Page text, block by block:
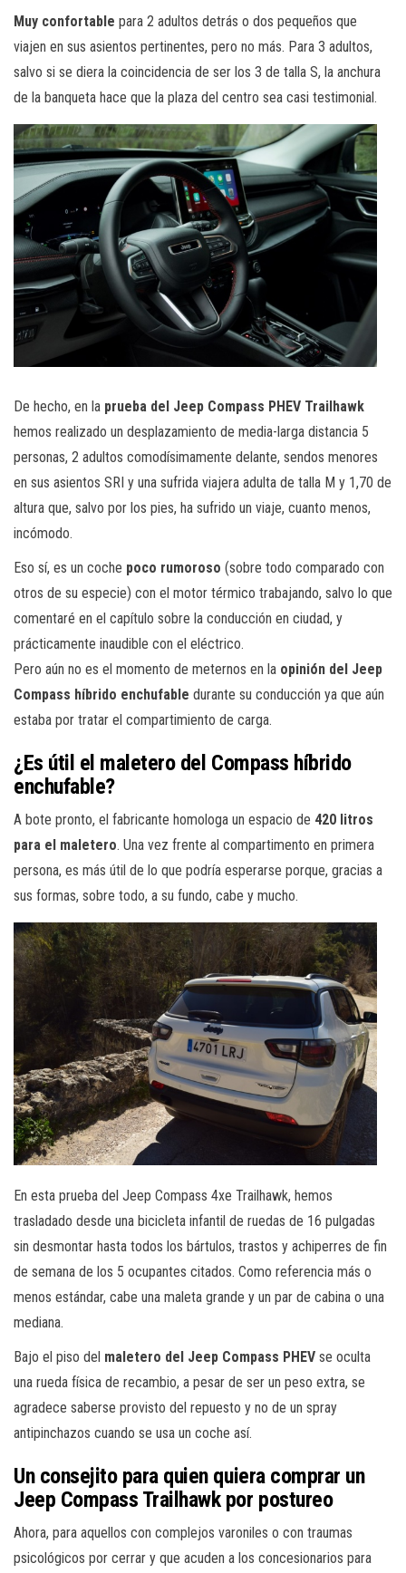
Muy confortable para 2 adultos detrás o dos pequeños que
viajen en sus asientos pertinentes, pero no más. Para 3 adultos,
salvo si se diera la coincidencia de ser los 3 de talla S, la anchura
de la banqueta hace que la plaza del centro sea casi testimonial.
De hecho, en la prueba del Jeep Compass PHEV Trailhawk
hemos realizado un desplazamiento de media-larga distancia 5
personas, 2 adultos comodísimamente delante, sendos menores
en sus asientos SRI y una sufrida viajera adulta de talla M y 1,70 de
altura que, salvo por los pies, ha sufrido un viaje, cuanto menos,
incómodo.
Eso sí, es un coche poco rumoroso (sobre todo comparado con
otros de su especie) con el motor térmico trabajando, salvo lo que
comentaré en el capítulo sobre la conducción en ciudad, y
prácticamente inaudible con el eléctrico.
Pero aún no es el momento de meternos en la opinión del Jeep
Compass híbrido enchufable durante su conducción ya que aún
estaba por tratar el compartimiento de carga.
¿Es útil el maletero del Compass híbrido
enchufable?
A bote pronto, el fabricante homologa un espacio de 420 litros
para el maletero. Una vez frente al compartimento en primera
persona, es más útil de lo que podría esperarse porque, gracias a
sus formas, sobre todo, a su fundo, cabe y mucho.
En esta prueba del Jeep Compass 4xe Trailhawk, hemos
trasladado desde una bicicleta infantil de ruedas de 16 pulgadas
sin desmontar hasta todos los bártulos, trastos y achiperres de fin
de semana de los 5 ocupantes citados. Como referencia más o
menos estándar, cabe una maleta grande y un par de cabina o una
mediana.
Bajo el piso del maletero del Jeep Compass PHEV se oculta
una rueda física de recambio, a pesar de ser un peso extra, se
agradece saberse provisto del repuesto y no de un spray
antipinchazos cuando se usa un coche así.
Un consejito para quien quiera comprar un
Jeep Compass Trailhawk por postureo
Ahora, para aquellos con complejos varoniles o con traumas
psicológicos por cerrar y que acuden a los concesionarios para